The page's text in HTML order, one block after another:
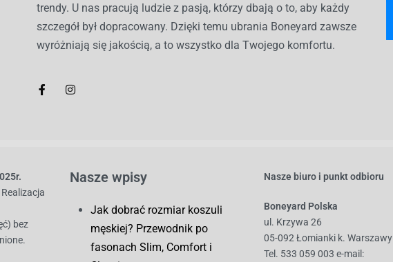
trendy. U nas pracują ludzie z pasją, którzy dbają o to, aby każdy
szczegół był dopracowany. Dzięki temu ubrania Boneyard zawsze
wyróżniają się jakością, a to wszystko dla Twojego komfortu.
bez
Nasze wpisy
Jak dobrać rozmiar koszuli
męskiej? Przewodnik po
fasonach Slim, Comfort i
Nasze biuro i punkt odbioru
Boneyard Polska
ul. Krzywa 26
05-092 Łomianki k. Warszawy
Tel. 533 059 003 e-mail: